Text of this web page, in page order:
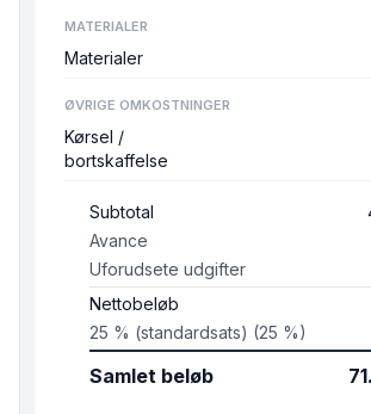
MATERIALER
Materialer
ØVRIGE OMKOSTNINGER
Kørsel /
bortskaffelse
Subtotal
Avance
Uforudsete udgifter
Nettobeløb
25 % (standardsats) (25 %)
Samlet beløb